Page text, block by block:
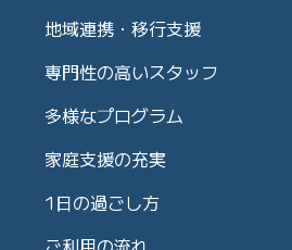
地域連携・移行支援
専門性の高いスタッフ
多様なプログラム
家庭支援の充実
1日の過ごし方